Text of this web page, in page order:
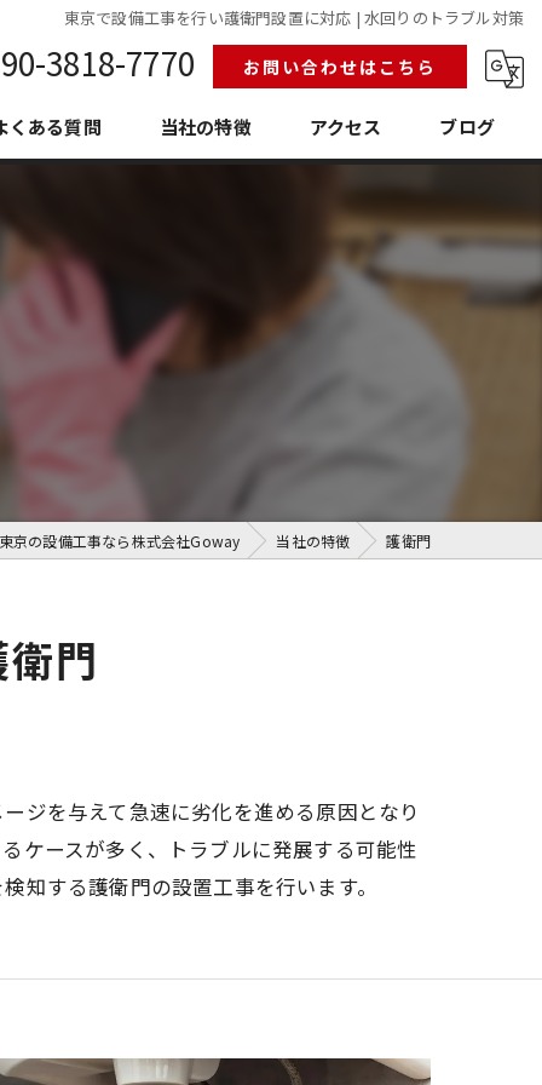
東京で設備工事を行い護衛門設置に対応 | 水回りのトラブル対策
3818-7770 お問い合わせはこちら
くある質問 当社の特徴
護衛門
アクセス ブログ
京の設備工事なら株式会社Goway 当社の特徴 護衛門
門
ジを与えて急速に劣化を進める原因となり
ケースが多く、トラブルに発展する可能性
知する護衛門の設置工事を行います。